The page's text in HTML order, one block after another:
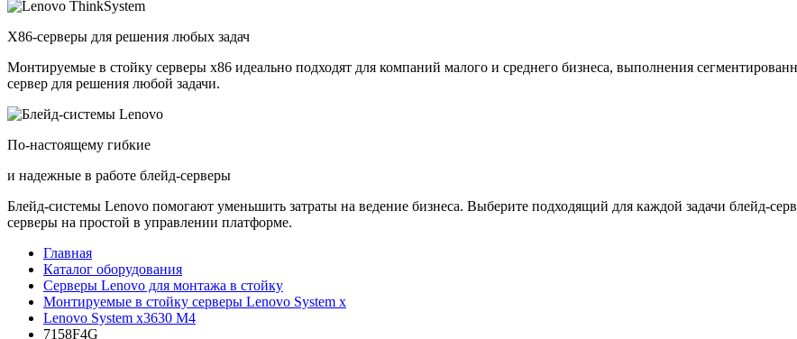
X86-серверы для решения любых задач
Монтируемые в стойку серверы x86 идеально подходят для компаний малого и среднего бизнеса, выполнения
сервер для решения любой задачи.
По-настоящему гибкие
и надежные в работе блейд-серверы
Блейд-системы Lenovo помогают уменьшить затраты на ведение бизнеса. Выберите подходящий для каждой задачи блейд-
серверы на простой в управлении платформе.
Главная
Каталог оборудования
Серверы Lenovo для монтажа в стойку
Монтируемые в стойку серверы Lenovo System x
Lenovo System x3630 M4
7158F4G